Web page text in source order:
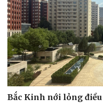
Bắc Kinh nới lỏng